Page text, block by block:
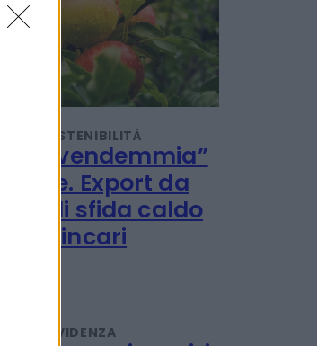
E SOSTENIBILITÀ
la “vendemmia”
Export da
sfida caldo
e rincari